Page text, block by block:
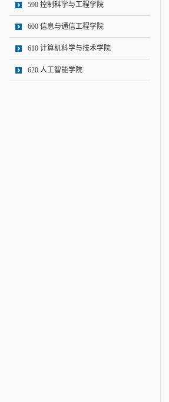
590 控制科学与工程学院
600 信息与通信工程学院
610 计算机科学与技术学院
620 人工智能学院